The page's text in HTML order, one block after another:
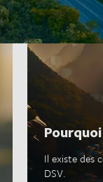
Il existe des
DSV.